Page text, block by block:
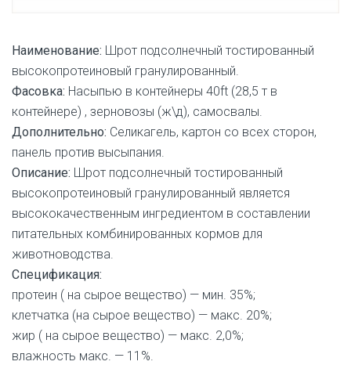
Наименование: Шрот подсолнечный тостированный
высокопротеиновый гранулированный.
Фасовка: Насыпью в контейнеры 40ft (28,5 т в
контейнере) , зерновозы (ж\д), самосвалы.
Дополнительно: Селикагель, картон со всех сторон,
панель против высыпания.
Описание: Шрот подсолнечный тостированный
высокопротеиновый гранулированный является
высококачественным ингредиентом в составлении
питательных комбинированных кормов для
животноводства.
Спецификация:
протеин ( на сырое вещество) — мин. 35%;
клетчатка (на сырое вещество) — макс. 20%;
жир ( на сырое вещество) — макс. 2,0%;
влажность макс. — 11%.